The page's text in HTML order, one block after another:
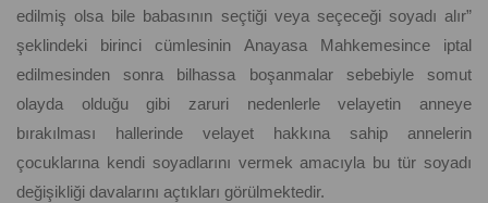
edilmiş olsa bile babasının seçtiği veya seçeceği soyadı alır”
şeklindeki birinci cümlesinin Anayasa Mahkemesince iptal
edilmesinden sonra bilhassa boşanmalar sebebiyle somut
olayda olduğu gibi zaruri nedenlerle velayetin anneye
bırakılması hallerinde velayet hakkına sahip annelerin
çocuklarına kendi soyadlarını vermek amacıyla bu tür soyadı
değişikliği davalarını açtıkları görülmektedir.